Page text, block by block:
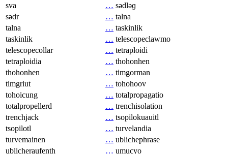
sva
… sədləɡ
sədr
… talna
talna
… taskinlik
taskinlik
… telescopeclawmo
telescopecollar
… tetraploidi
tetraploidia
… thohonhen
thohonhen
… timgorman
timgriut
… tohohoov
tohoicung
… totalpropagatio
totalpropellerd
… trenchisolation
trenchjack
… tsopilokuauitl
tsopilotl
… turvelandia
turvemainen
… ublichephrase
ublicheraufenth
… umucyo